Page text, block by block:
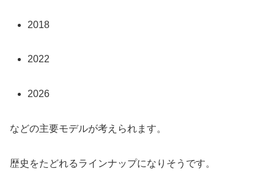
2018
2022
2026
などの主要モデルが考えられます。
歴史をたどれるラインナップになりそうです。